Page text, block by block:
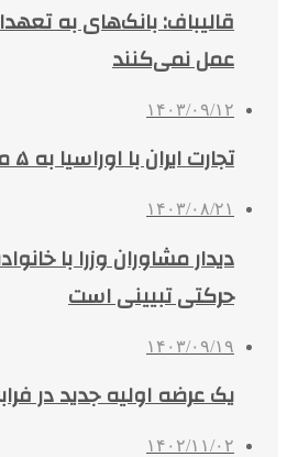
قالیباف: بانک‌های به
عمل نمی‌کنند
۱۴۰۳/۰۹/۱۲
تجارت ایران با اوراسیا به ۵ میلیارد دلار رسید
۱۴۰۳/۰۸/۲۱
دیدار مشاوران وزرا با
حرکتی تبیینی است
۱۴۰۳/۰۹/۱۹
یک عرضه اولیه جدید در
۱۴۰۲/۱۱/۰۲